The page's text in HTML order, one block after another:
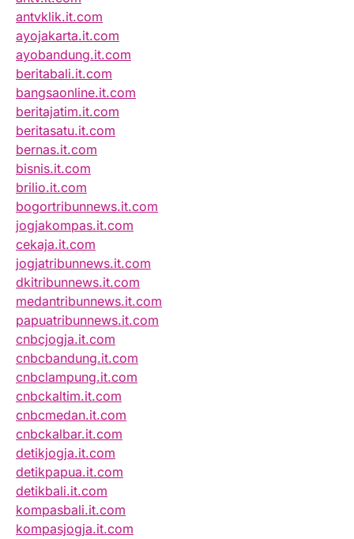
antvklik.it.com
ayojakarta.it.com
ayobandung.it.com
beritabali.it.com
bangsaonline.it.com
beritajatim.it.com
beritasatu.it.com
bernas.it.com
bisnis.it.com
brilio.it.com
bogortribunnews.it.com
jogjakompas.it.com
cekaja.it.com
jogjatribunnews.it.com
dkitribunnews.it.com
medantribunnews.it.com
papuatribunnews.it.com
cnbcjogja.it.com
cnbcbandung.it.com
cnbclampung.it.com
cnbckaltim.it.com
cnbcmedan.it.com
cnbckalbar.it.com
detikjogja.it.com
detikpapua.it.com
detikbali.it.com
kompasbali.it.com
kompasjogja.it.com